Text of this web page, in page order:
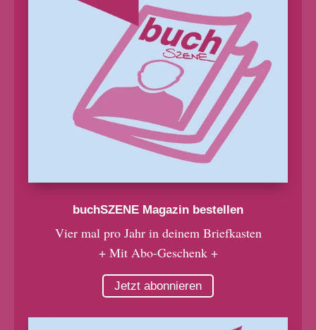
buchSZENE Magazin bestellen
Vier mal pro Jahr in deinem Briefkasten
+ Mit Abo-Geschenk +
Jetzt abonnieren